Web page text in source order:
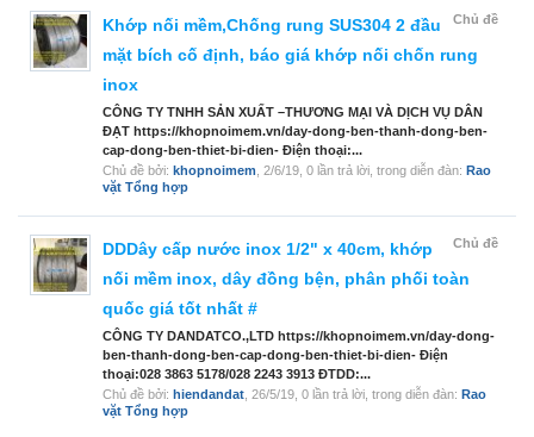
Chủ đề
Khớp nối mềm,Chống rung SUS304 2 đầu
mặt bích cố định, báo giá khớp nối chốn rung
inox
CÔNG TY TNHH SẢN XUẤT –THƯƠNG MẠI VÀ DỊCH VỤ DÂN
ĐẠT https://khopnoimem.vn/day-dong-ben-thanh-dong-ben-
cap-dong-ben-thiet-bi-dien- Điện thoại:...
Chủ đề bởi: khopnoimem 2/6/19 , 0 lần trả lời, trong diễn đàn: Rao
vặt Tổng hợp
Chủ đề
DDDây cấp nước inox 1/2" x 40cm, khớp
nối mềm inox, dây đồng bện, phân phối toàn
quốc giá tốt nhất #
CÔNG TY DANDATCO.,LTD https://khopnoimem.vn/day-dong-
ben-thanh-dong-ben-cap-dong-ben-thiet-bi-dien- Điện
thoại:028 3863 5178/028 2243 3913 ĐTDD:...
Chủ đề bởi: hiendandat 26/5/19 , 0 lần trả lời, trong diễn đàn: Rao
vặt Tổng hợp